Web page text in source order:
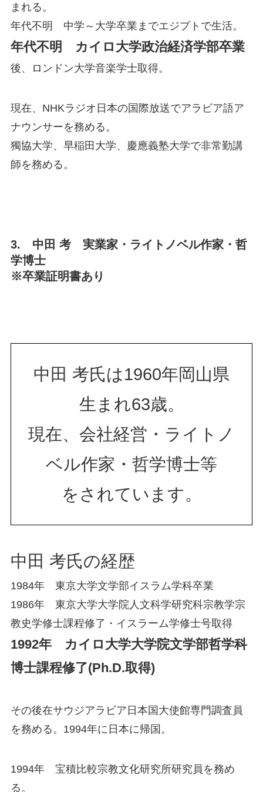
まれる。
年代不明 中学～大学卒業までエジプトで生活。
年代不明 カイロ大学政治経済学部卒業
後、ロンドン大学音楽学士取得。
現在、NHKラジオ日本の国際放送でアラビア語ア
ナウンサーを務める。
獨協大学、早稲田大学、慶應義塾大学で非常勤講
師を務める。
3. 中田 考 実業家・ライトノベル作家・哲
学博士
※卒業証明書あり
中田 考氏は1960年岡山県
生まれ63歳。
現在、会社経営・ライトノ
ベル作家・哲学博士等
をされています。
中田 考氏の経歴
1984年 東京大学文学部イスラム学科卒業
1986年 東京大学大学院人文科学研究科宗教学宗
教史学修士課程修了・イスラーム学修士号取得
1992年 カイロ大学大学院文学部哲学科
博士課程修了(Ph.D.取得)
その後在サウジアラビア日本国大使館専門調査員
を務める。1994年に日本に帰国。
1994年 宝積比較宗教文化研究所研究員を務め
る。